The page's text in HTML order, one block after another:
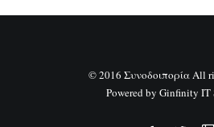
© 2016 Συνοδοιπορία All
Powered by Ginfinity IT